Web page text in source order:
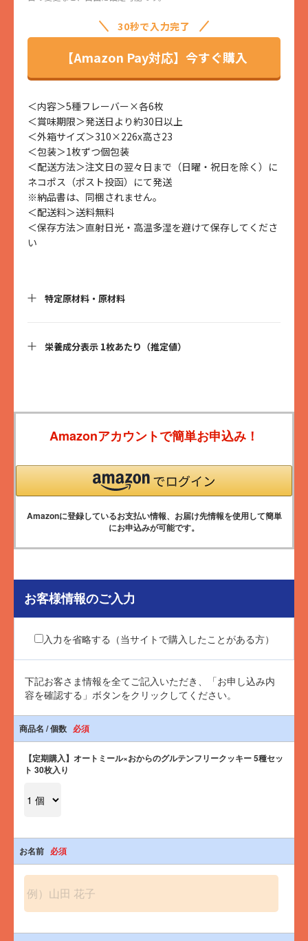
30秒で入力完了
【Amazon Pay対応】今すぐ購入
＜内容＞5種フレーバー×各6枚
＜賞味期限＞発送日より約30日以上
＜外箱サイズ＞310×226x高さ23
＜包装＞1枚ずつ個包装
＜配送方法＞注文日の翌々日まで（日曜・祝日を除く）に
ネコポス（ポスト投函）にて発送
※納品書は、同梱されません。
＜配送料＞送料無料
＜保存方法＞直射日光・高温多湿を避けて保存してくださ
い
特定原材料・原材料
【ストロベリーピスタチオ】
ー、こめ油、砂糖（さとうきび（沖縄県産））、有機オーツ麦、ピ
【マンゴーココナッツ】
水溶性食物繊維（国内製造）、おからパウダー、ドライマンゴー、
ツ麦、アマニ、チアシード
ンド、有機オーツ麦、アマニ、チアシード
【アップルシナモン】
水溶性食物繊維（国内製造）、おからパウダー、ドライアップル
（りんご、砂糖）、こめ油、砂糖（さとうきび（沖縄県産））、有
機オーツ麦、シナモン、アマニ、チアシード
水溶性食物繊維（国内製造）、おからパウダー、砂糖（さとうきび
（沖縄県産））、こめ油、チョコレート、有機オーツ麦、オレンジ
栄養成分表示 1枚あたり（推定値）
脂質：2.3g
食塩相当量：0.00g
【マンゴーココナッツ】
エネルギー：49kcal
脂質：2.6g
- 食物繊維：3.5g
食塩相当量：0.00g
エネルギー：52kcal
炭水化物：7.4g
- 糖質：3.6g
エネルギー：48kcal
タンパク質：0.9g
炭水化物：8.0g
食塩相当量：0.00g
【オレンジチョコレート】
エネルギー：47kcal
タンパク質：1.0g
Amazonアカウントで簡単お申込み！
Amazonに登録しているお支払い情報、お届け先情報を使用して簡単
にお申込みが可能です。
お客様情報のご入力
入力を省略する（当サイトで購入したことがある方）
下記お客さま情報を全てご記入いただき、「お申し込み内
容を確認する」ボタンをクリックしてください。
商品名 / 個数 必須
【定期購入】オートミール×おからのグルテンフリークッキー 5種セッ
ト 30枚入り
お名前 必須